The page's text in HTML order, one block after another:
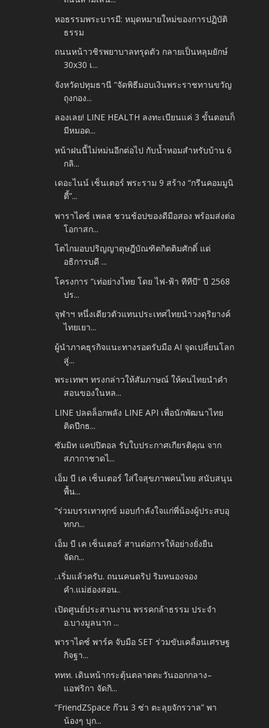
หอธรรมพระบารมี: หมุดหมายใหม่ของการปฏิบัติ
ธรรม
ถนนหน้าวชิรพยาบาลทรุดตัว กลายเป็นหลุมยักษ์
30x30 เ...
จังหวัดปทุมธานี “จัดพิธีมอบเงินพระราชทานขวัญ
ถุงกอง...
ลองเลย! LINE HEALTH ลงทะเบียนแค่ 3 ขั้นตอนก็
มีหมอด...
หน้าฝนนี้ไม่หม่นอีกต่อไป กับน้ำหอมสำหรับบ้าน 6
กลิ...
เดอะไนน์ เซ็นเตอร์ พระราม 9 สร้าง “กรีนคอมมูนิ
ตี้”...
พาราไดซ์ เพลส ชวนช้อปของดีมือสอง พร้อมส่งต่อ
โอกาสก...
โตไกมอบปริญญาดุษฎีบัณฑิตกิตติมศักดิ์ แด่
อธิการบดี ...
โครงการ “เท่อย่างไทย โดย ไฟ-ฟ้า ทีทีบี” ปี 2568
ปร...
จุฬาฯ หนึ่งเดียวตัวแทนประเทศไทยนำวงดุริยางค์
ไทยเยา...
ผู้นำภาคธุรกิจแนะทางรอดรับมือ AI จุดเปลี่ยนโลก
สู่...
พระเทพฯ ทรงกล่าวให้สัมภาษณ์ ให้คนไทยนำคำ
สอนของในหล...
LINE ปลดล็อกพลัง LINE API เพื่อนักพัฒนาไทย
ติดปีกธ...
ซัมมิท แคปปิตอล รับใบประกาศเกียรติคุณ จาก
สภากาชาดไ...
เอ็ม บี เค เซ็นเตอร์ ใส่ใจสุขภาพคนไทย สนับสนุน
พื้น...
“ร่วมบรรเทาทุกข์ มอบกำลังใจแก่พี่น้องผู้ประสบอุ
ทกภ...
เอ็ม บี เค เซ็นเตอร์ สานต่อการให้อย่างยั่งยืน
จัดก...
..เริ่มแล้วครับ. ถนนคนดริป ริมหนองจอง
คำ.แม่ฮ่องสอน..
เปิดศูนย์ประสานงาน พรรคกล้าธรรม ประจำ
อ.บางมูลนาก ...
พาราไดซ์ พาร์ค จับมือ SET ร่วมขับเคลื่อนเศรษฐ
กิจฐา...
ททท. เดินหน้ากระตุ้นตลาดตะวันออกกลาง–
แอฟริกา จัดกิ...
“FriendZSpace ก๊วน 3 ซ่า ตะลุยจักรวาล” พา
น้องๆ บุก...